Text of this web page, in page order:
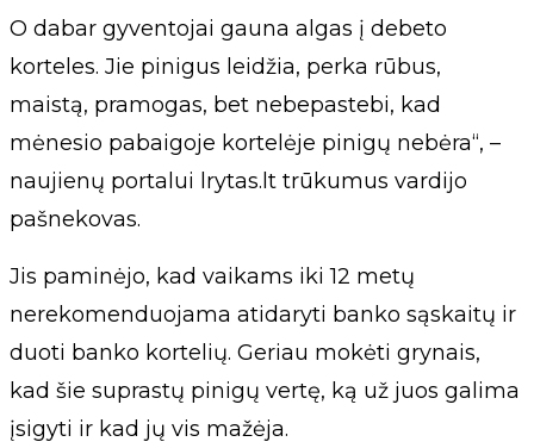
O dabar gyventojai gauna algas į debeto
korteles. Jie pinigus leidžia, perka rūbus,
maistą, pramogas, bet nebepastebi, kad
mėnesio pabaigoje kortelėje pinigų nebėra“, –
naujienų portalui lrytas.lt trūkumus vardijo
pašnekovas.
Jis paminėjo, kad vaikams iki 12 metų
nerekomenduojama atidaryti banko sąskaitų ir
duoti banko kortelių. Geriau mokėti grynais,
kad šie suprastų pinigų vertę, ką už juos galima
įsigyti ir kad jų vis mažėja.